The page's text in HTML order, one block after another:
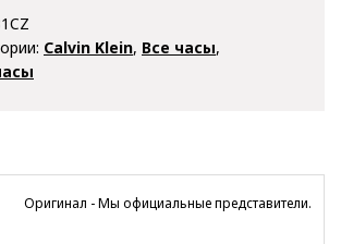
Calvin Klein, Все часы,
Оригинал - Мы официальные представители.